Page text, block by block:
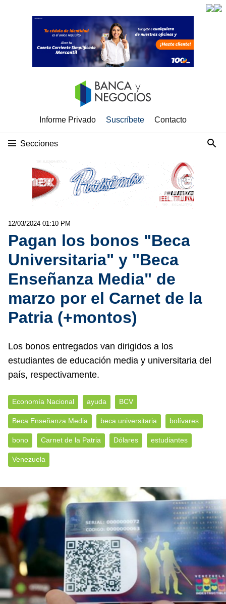
Informe Privado Suscríbete Contacto
Secciones
12/03/2024 01:10 PM
Pagan los bonos "Beca
Universitaria" y "Beca
Enseñanza Media" de
marzo por el Carnet de la
Patria (+montos)
Los bonos entregados van dirigidos a los
estudiantes de educación media y universitaria del
país, respectivamente.
Economía Nacional ayuda BCV
Beca Enseñanza Media beca universitaria bolívares
bono Carnet de la Patria Dólares estudiantes
Venezuela